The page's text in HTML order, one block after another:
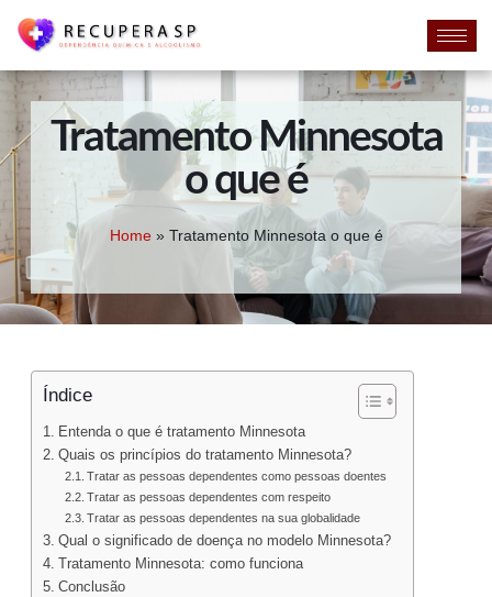
Tratamento Minnesota
o que é
Home» Tratamento Minnesota o que é
Índice
Entenda o que é tratamento Minnesota
Quais os princípios do tratamento Minnesota?
Tratar as pessoas dependentes como pessoas doentes
Tratar as pessoas dependentes com respeito
Tratar as pessoas dependentes na sua globalidade
Qual o significado de doença no modelo Minnesota?
Tratamento Minnesota: como funciona
Conclusão